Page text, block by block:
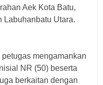
Aek Kota Batu,
Labuhanbatu Utara.
mengamankan
NR (50) beserta
berkaitan dengan